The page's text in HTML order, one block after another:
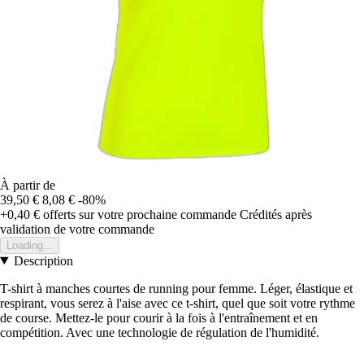
À partir de
39,50 € 8,08 € -80%
+0,40 € offerts sur votre prochaine commande Crédités après
validation de votre commande
Loading...
Description
T-shirt à manches courtes de running pour femme. Léger, élastique et
respirant, vous serez à l'aise avec ce t-shirt, quel que soit votre rythme
de course. Mettez-le pour courir à la fois à l'entraînement et en
compétition. Avec une technologie de régulation de l'humidité.